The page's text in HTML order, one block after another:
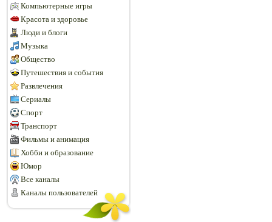
Компьютерные игры
Красота и здоровье
Люди и блоги
Музыка
Общество
Путешествия и события
Развлечения
Сериалы
Спорт
Транспорт
Фильмы и анимация
Хобби и образование
Юмор
Все каналы
Каналы пользователей